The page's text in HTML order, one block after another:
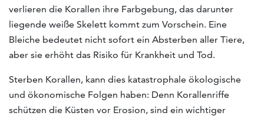
verlieren die Korallen ihre Farbgebung, das darunter
liegende weiße Skelett kommt zum Vorschein. Eine
Bleiche bedeutet nicht sofort ein Absterben aller Tiere,
aber sie erhöht das Risiko für Krankheit und Tod.
Sterben Korallen, kann dies katastrophale ökologische
und ökonomische Folgen haben: Denn Korallenriffe
schützen die Küsten vor Erosion, sind ein wichtiger